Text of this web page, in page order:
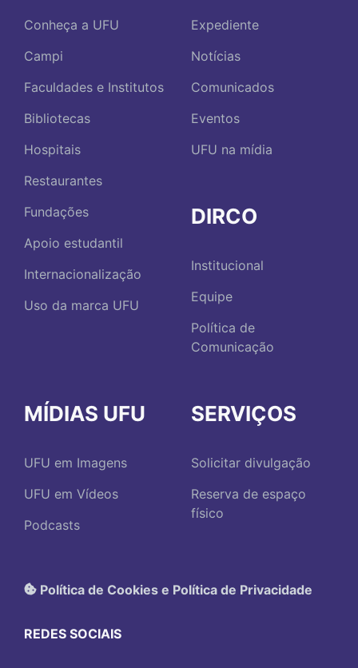
Conheça a UFU
Campi
Faculdades e Institutos
Bibliotecas
Hospitais
Restaurantes
Fundações
Apoio estudantil
Internacionalização
Uso da marca UFU
Expediente
Notícias
Comunicados
Eventos
UFU na mídia
DIRCO
Institucional
Equipe
Política de
Comunicação
MÍDIAS UFU
UFU em Imagens
UFU em Vídeos
Podcasts
SERVIÇOS
Solicitar divulgação
Reserva de espaço
físico
Política de Cookies e Política de Privacidade
REDES SOCIAIS